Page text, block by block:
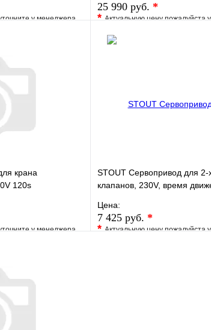
у менеджера
корзину
25 990 руб. *
*Актуальную цену пожалуйста
В избранное
крана
120s
у менеджера
корзину
STOUT Сервопривод для 2-
клапанов, 230V, время
Цена:
7 425 руб. *
*Актуальную цену пожалуйста